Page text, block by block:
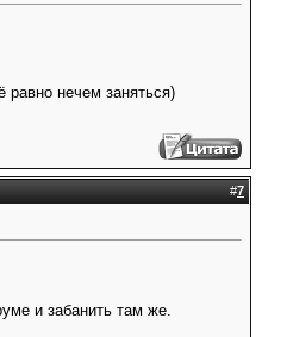
равно нечем заняться)
#7
и забанить там же.